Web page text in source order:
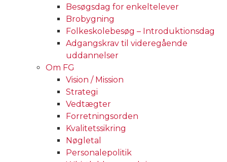
Besøgsdag for enkeltelever
Brobygning
Folkeskolebesøg – Introduktionsdag
Adgangskrav til videregående
uddannelser
Om FG
Vision / Mission
Strategi
Vedtægter
Forretningsorden
Kvalitetssikring
Nøgletal
Personalepolitik